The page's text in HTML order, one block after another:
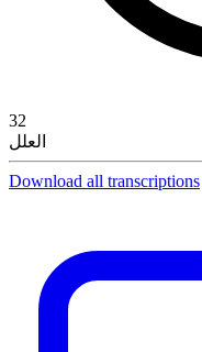
32
العلل
Download all transcriptions